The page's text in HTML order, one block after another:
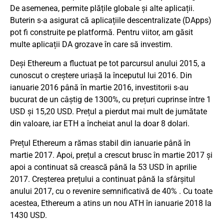
De asemenea, permite plățile globale și alte aplicații.
Buterin s-a asigurat că aplicațiile descentralizate (DApps)
pot fi construite pe platformă. Pentru viitor, am găsit
multe aplicații DA grozave în care să investim.
Deși Ethereum a fluctuat pe tot parcursul anului 2015, a
cunoscut o creștere uriașă la începutul lui 2016. Din
ianuarie 2016 până în martie 2016, investitorii s-au
bucurat de un câștig de 1300%, cu prețuri cuprinse între 1
USD și 15,20 USD. Prețul a pierdut mai mult de jumătate
din valoare, iar ETH a încheiat anul la doar 8 dolari.
Prețul Ethereum a rămas stabil din ianuarie până în
martie 2017. Apoi, prețul a crescut brusc în martie 2017 și
apoi a continuat să crească până la 53 USD în aprilie
2017. Creșterea prețului a continuat până la sfârșitul
anului 2017, cu o revenire semnificativă de 40% . Cu toate
acestea, Ethereum a atins un nou ATH în ianuarie 2018 la
1430 USD.